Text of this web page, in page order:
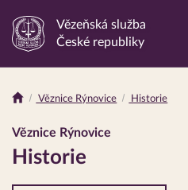
Odkaz
stránku
Vězeňská služba
České republiky
Drobečková
navigace
Věznice Rýnovice Historie
Věznice Rýnovice
Historie